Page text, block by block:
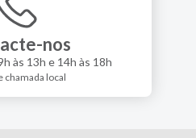
nos
às 13h e 14h às 18h
chamada local